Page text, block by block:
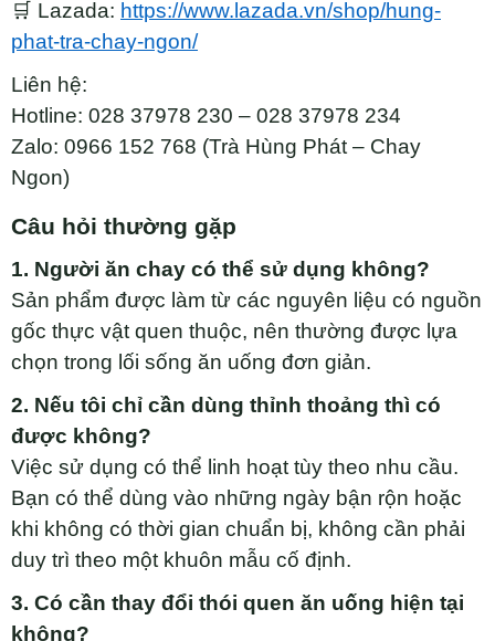
🛒 Lazada: https://www.lazada.vn/shop/hung-
phat-tra-chay-ngon/
Liên hệ:
Hotline: 028 37978 230 – 028 37978 234
Zalo: 0966 152 768 (Trà Hùng Phát – Chay
Ngon)
Câu hỏi thường gặp
1. Người ăn chay có thể sử dụng không?
Sản phẩm được làm từ các nguyên liệu có nguồn
gốc thực vật quen thuộc, nên thường được lựa
chọn trong lối sống ăn uống đơn giản.
2. Nếu tôi chỉ cần dùng thỉnh thoảng thì có
được không?
Việc sử dụng có thể linh hoạt tùy theo nhu cầu.
Bạn có thể dùng vào những ngày bận rộn hoặc
khi không có thời gian chuẩn bị, không cần phải
duy trì theo một khuôn mẫu cố định.
3. Có cần thay đổi thói quen ăn uống hiện tại
không?